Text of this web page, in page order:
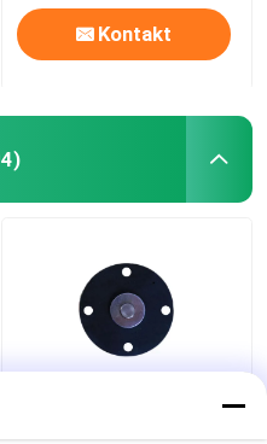
Kontakt